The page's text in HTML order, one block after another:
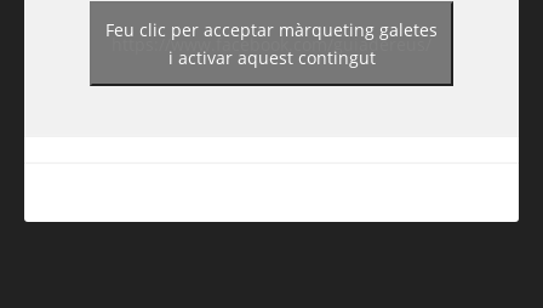
https://www.facebook.com/guiadereus/
Feu clic per acceptar màrqueting galetes
i activar aquest contingut